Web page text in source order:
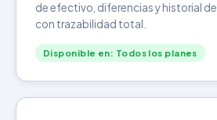
de efectivo, diferencias y historial
con trazabilidad total.
Disponible en: Todos los planes